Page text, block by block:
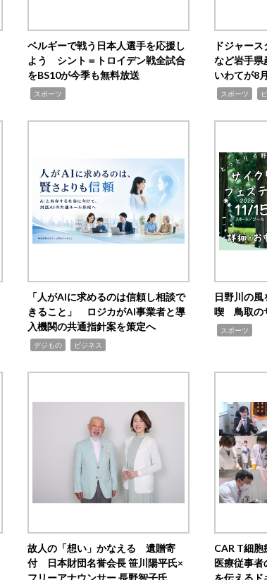
ベルギーで戦う日本人選手を応援し
よう シント＝トロイデン戦全試合
をBS10が今季も無料放送
スポーツ
ドジャー
など岩手
いわてが8
スポーツ
「人がAIに求めるのは信頼し相談で
きること」 ロジカがAI事業者と導
入機関の共通指針案を策定へ
デジもの ビジネス
日野川の
喫 鳥取の
スポーツ
故人の「想い」かなえる 遺贈寄
付 日本財団名誉会長 笹川陽平氏×
フリーアナウンサー 長野智子氏
CAR T細
医療従事者
を伝えるド